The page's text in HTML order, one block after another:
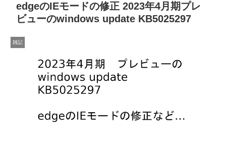
edgeのIEモードの修正 2023年4月期プレ
ビューのwindows update KB5025297
雑記